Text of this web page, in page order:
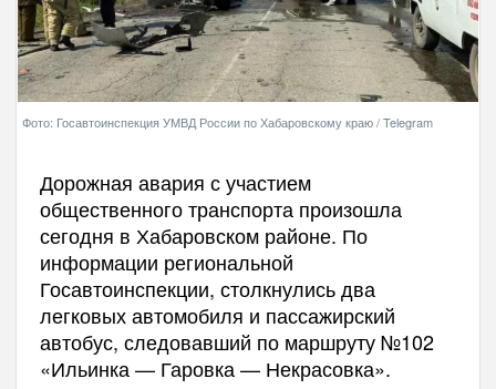
Фото: Госавтоинспекция УМВД России по Хабаровскому краю / Telegram
Дорожная авария с участием
общественного транспорта произошла
сегодня в Хабаровском районе. По
информации региональной
Госавтоинспекции, столкнулись два
легковых автомобиля и пассажирский
автобус, следовавший по маршруту №102
«Ильинка — Гаровка — Некрасовка».